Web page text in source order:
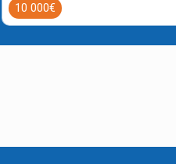
10 000€